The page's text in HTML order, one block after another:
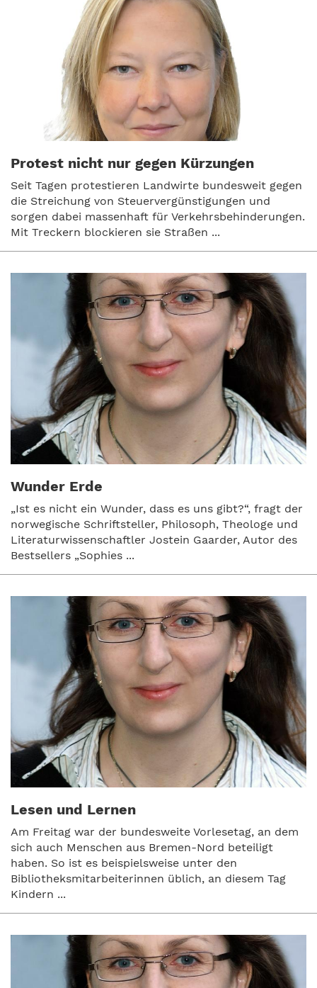
Protest nicht nur gegen Kürzungen
Seit Tagen protestieren Landwirte bundesweit gegen
die Streichung von Steuervergünstigungen und
sorgen dabei massenhaft für Verkehrsbehinderungen.
Mit Treckern blockieren sie Straßen ...
Wunder Erde
„Ist es nicht ein Wunder, dass es uns gibt?“, fragt der
norwegische Schriftsteller, Philosoph, Theologe und
Literaturwissenschaftler Jostein Gaarder, Autor des
Bestsellers „Sophies ...
Lesen und Lernen
Am Freitag war der bundesweite Vorlesetag, an dem
sich auch Menschen aus Bremen-Nord beteiligt
haben. So ist es beispielsweise unter den
Bibliotheksmitarbeiterinnen üblich, an diesem Tag
Kindern ...